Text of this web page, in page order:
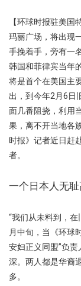
【环球时报驻美
玛丽广场，将出现
手挽着手，旁有一
韩国和菲律宾当年
将是首个在美国主
出，到今年2月6日
面几番阻挠，利用
果，离不开当地各
时报》记者近日赶
者。
一个日本人无耻
“我们从未料到，
月中旬，当《环球
安妇正义同盟”负
深。两人都是华裔
多。